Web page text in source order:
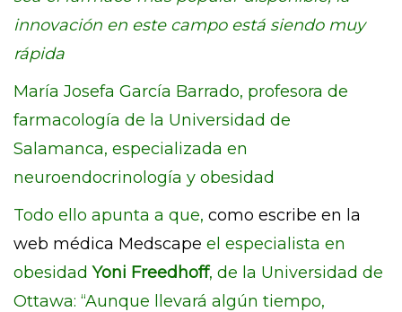
innovación en este campo está siendo muy
rápida
María Josefa García Barrado, profesora de
farmacología de la Universidad de
Salamanca, especializada en
neuroendocrinología y obesidad
Todo ello apunta a que, como escribe en la
web médica Medscape el especialista en
obesidadYoni Freedhoff, de la Universidad de
Ottawa: “Aunque llevará algún tiempo,